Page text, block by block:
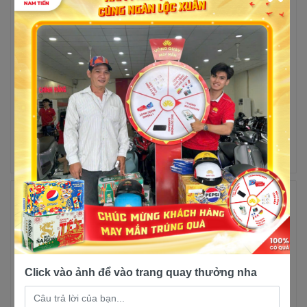
Yamaha Exciter 155 GP
5 lượt mua
51,000,000đ 50,200,000đ
Trả góp
Xem chi
tiết
Yamaha Exciter 155 Bản
LTD Màu Xanh Bạc,
Xanh Đen, Vàng Xám
16 lượt mua
61,000,000đ 61,500,000đ
Trả góp
Xem chi
tiết
-47%
Click vào ảnh để vào trang quay thưởng nha